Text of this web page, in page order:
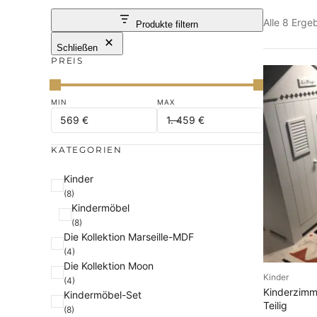
Produkte filtern
Schließen
PREIS
KATEGORIEN
K
g
o
Kinder
(8)
Kindermöbel
(8)
Die Kollektion Marseille-MDF
(4)
Die Kollektion Moon
(4)
Kindermöbel-Set
(8)
Alle 8
Kinder
Teilig